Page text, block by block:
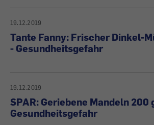
19.12.2019
Tante Fanny: Frischer Dinkel-
- Gesundheitsgefahr
19.12.2019
SPAR: Geriebene Mandeln 200
Gesundheitsgefahr